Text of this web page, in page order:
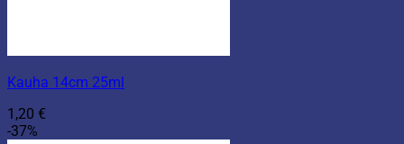
Kauha 14cm 25ml
1,20 €
-37%